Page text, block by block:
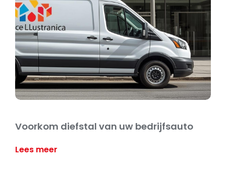
Voorkom diefstal van uw bedrijfsauto
Lees meer